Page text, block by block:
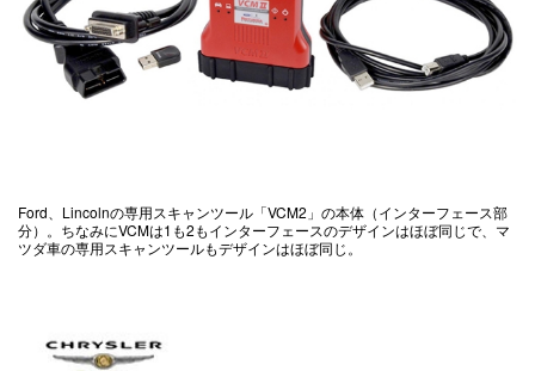
Ford、Lincolnの専用スキャンツール「VCM2」の本体（インターフェース部
分）。ちなみにVCMは1も2もインターフェースのデザインはほぼ同じで、マ
ツダ車の専用スキャンツールもデザインはほぼ同じ。